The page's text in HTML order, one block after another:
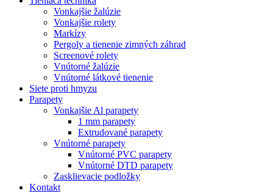
Vonkajšie žalúzie
Vonkajšie rolety
Markízy
Pergoly a tienenie zimných záhrad
Screenové rolety
Vnútorné žalúzie
Vnútorné látkové tienenie
Siete proti hmyzu
Parapety
Vonkajšie Al parapety
1 mm parapety
Extrudované parapety
Vnútorné parapety
Vnútorné PVC parapety
Vnútorné DTD parapety
Zasklievacie podložky
Kontakt